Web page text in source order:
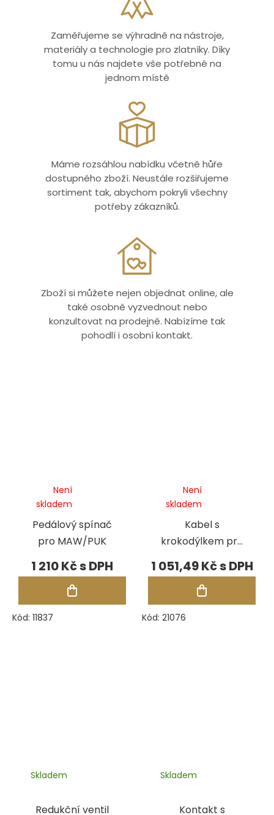
Zaměřujeme se výhradně na nástroje,
materiály a technologie pro zlatníky. Díky
tomu u nás najdete vše potřebné na
jednom místě
Máme rozsáhlou nabídku včetně hůře
dostupného zboží. Neustále rozšiřujeme
sortiment tak, abychom pokryli všechny
potřeby zákazníků.
Zboží si můžete nejen objednat online, ale
také osobně vyzvednout nebo
konzultovat na prodejně. Nabízíme tak
pohodlí i osobní kontakt.
Pedálový spínač
pro MAW/PUK
Není
skladem
1 210 Kč
Kód: 11837
Kabel s
krokodýlkem pro
PUK, modrý
Není
skladem
1 051,49 Kč
Kód: 21076
Redukční ventil
Skladem
Kontakt s
Skladem